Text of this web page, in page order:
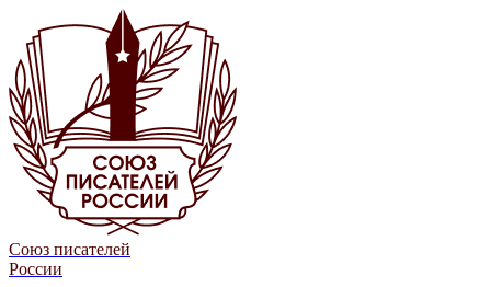
Союз писателей
России